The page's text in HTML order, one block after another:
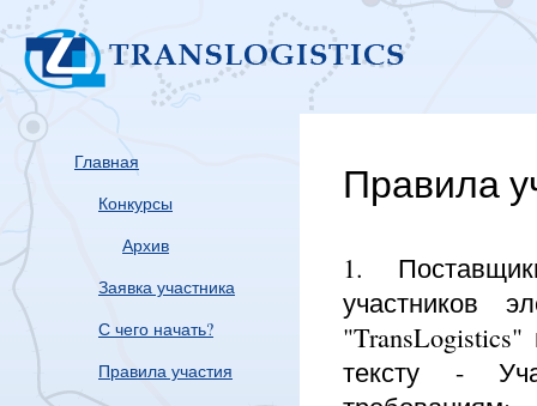
Правила
1.
участников
тексту -
Главная
Конкурсы
Архив
Заявка участника
С чего начать?
Правила участия